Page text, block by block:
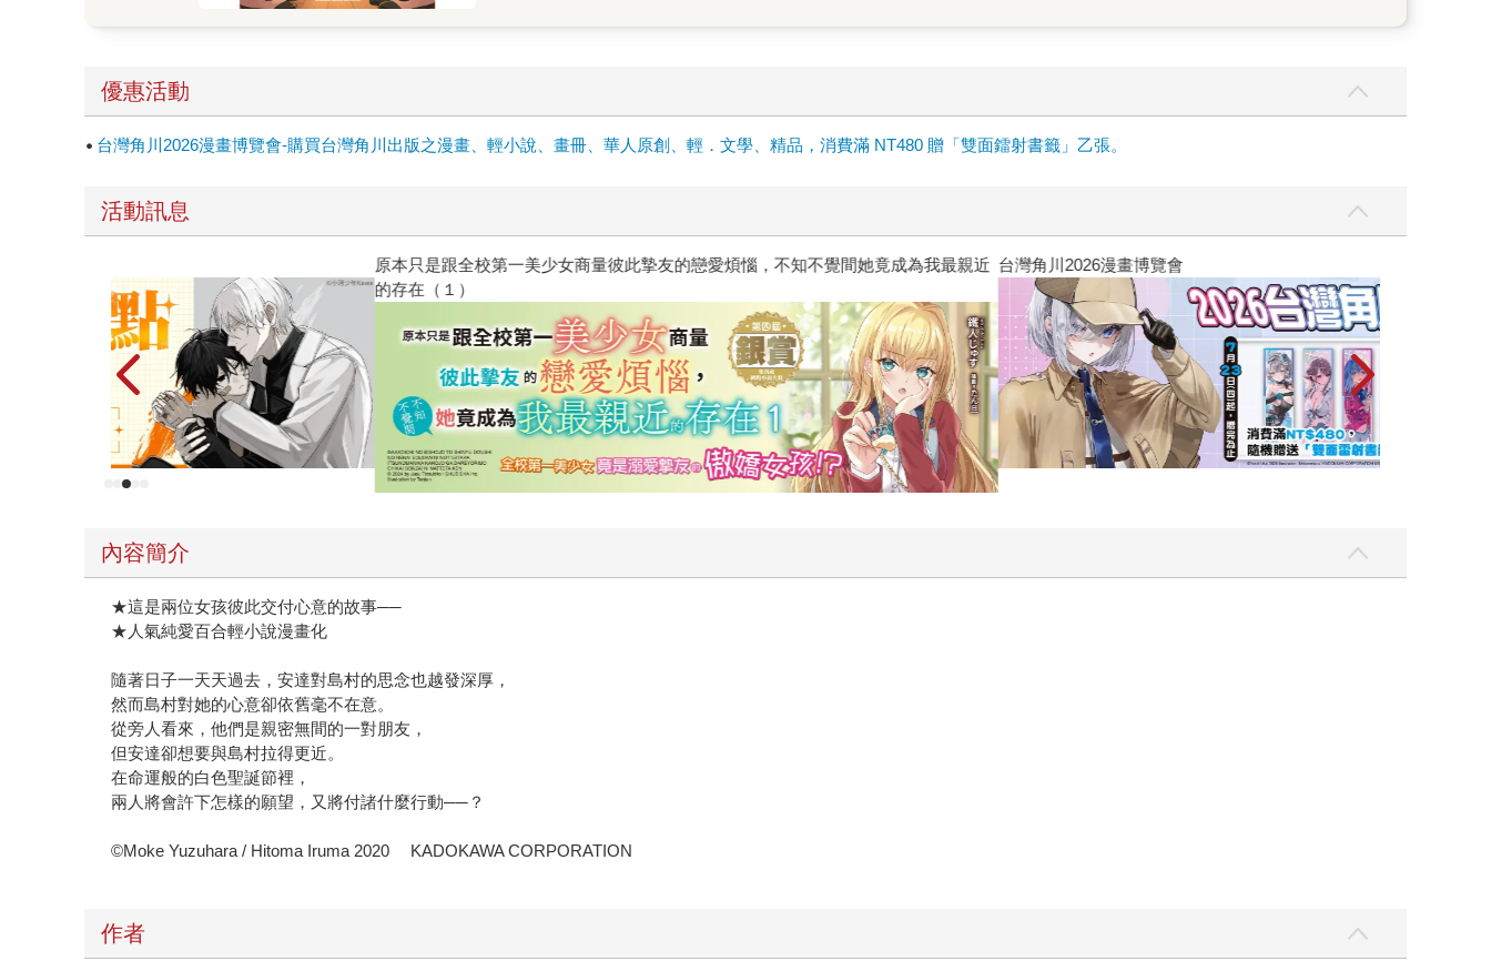
優惠活動
台灣角川2026漫畫博覽會-購買台灣角川出版之漫畫、輕小說、畫冊、華人原創、輕．文學、精品，消費滿 NT480 贈「雙面鐳射書籤」乙張。
活動訊息
原本只是跟全校第一美少女商量彼此摯友的戀愛煩惱，不知不覺間她竟成為我最親近
的存在（１）
台灣角川2026漫畫博覽會
內容簡介
★這是兩位女孩彼此交付心意的故事──
★人氣純愛百合輕小說漫畫化
隨著日子一天天過去，安達對島村的思念也越發深厚，
然而島村對她的心意卻依舊毫不在意。
從旁人看來，他們是親密無間的一對朋友，
但安達卻想要與島村拉得更近。
在命運般的白色聖誕節裡，
兩人將會許下怎樣的願望，又將付諸什麼行動──？
©Moke Yuzuhara / Hitoma Iruma 2020 KADOKAWA CORPORATION
作者